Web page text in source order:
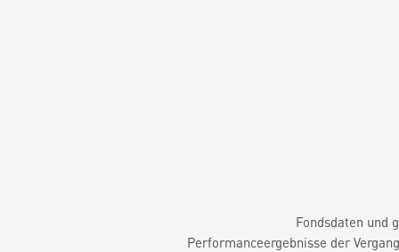
Fondsdaten und
Performanceergebnisse der